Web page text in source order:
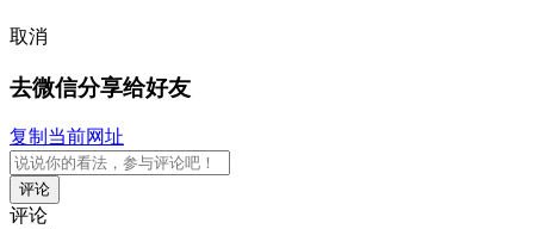
取消
去微信分享给好友
复制当前网址
评论
评论